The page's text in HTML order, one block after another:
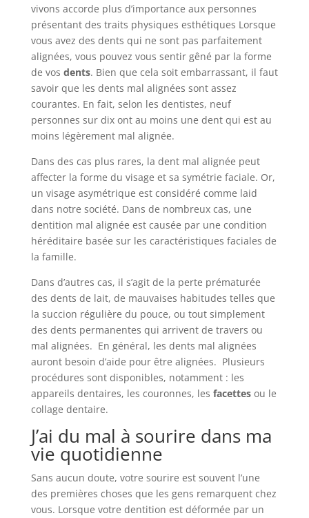
vivons accorde plus d’importance aux personnes
présentant des traits physiques esthétiques Lorsque
vous avez des dents qui ne sont pas parfaitement
alignées, vous pouvez vous sentir gêné par la forme
de vos dents. Bien que cela soit embarrassant, il faut
savoir que les dents mal alignées sont assez
courantes. En fait, selon les dentistes, neuf
personnes sur dix ont au moins une dent qui est au
moins légèrement mal alignée.
Dans des cas plus rares, la dent mal alignée peut
affecter la forme du visage et sa symétrie faciale. Or,
un visage asymétrique est considéré comme laid
dans notre société. Dans de nombreux cas, une
dentition mal alignée est causée par une condition
héréditaire basée sur les caractéristiques faciales de
la famille.
Dans d’autres cas, il s’agit de la perte prématurée
des dents de lait, de mauvaises habitudes telles que
la succion régulière du pouce, ou tout simplement
des dents permanentes qui arrivent de travers ou
mal alignées. En général, les dents mal alignées
auront besoin d’aide pour être alignées. Plusieurs
procédures sont disponibles, notamment : les
appareils dentaires, les couronnes, les facettesou le
collage dentaire.
J’ai du mal à sourire dans ma
vie quotidienne
Sans aucun doute, votre sourire est souvent l’une
des premières choses que les gens remarquent chez
vous. Lorsque votre dentition est déformée par un